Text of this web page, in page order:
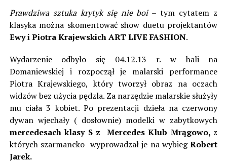
Prawdziwa sztuka krytyk się nie boi– tym cytatem z
klasyka można skomentować show duetu projektantów
Ewy i Piotra Krajewskich ART LIVE FASHION.
Wydarzenie odbyło się 04.12.13 r. w hali na
Domaniewskiej i rozpoczął je malarski performance
Piotra Krajewskiego, który tworzył obraz na oczach
widzów bez użycia pędzla. Za narzędzie malarskie służyły
mu ciała 3 kobiet. Po prezentacji dzieła na czerwony
dywan wjechały ( dosłownie) modelki w zabytkowych
mercedesach klasy S z Mercedes Klub Mrągowo, z
których szarmancko wyprowadzał je na wybiegRobert
Jarek.